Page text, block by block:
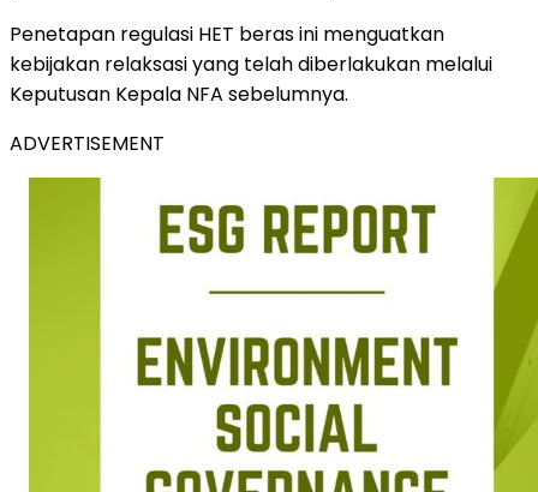
Penetapan regulasi HET beras ini menguatkan
kebijakan relaksasi yang telah diberlakukan melalui
Keputusan Kepala NFA sebelumnya.
ADVERTISEMENT